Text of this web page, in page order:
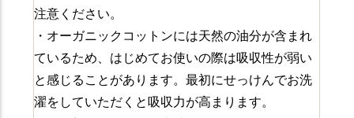
注意ください。
・オーガニックコットンには天然の油分が含まれ
ているため、はじめてお使いの際は吸収性が弱い
と感じることがあります。最初にせっけんでお洗
濯をしていただくと吸収力が高まります。